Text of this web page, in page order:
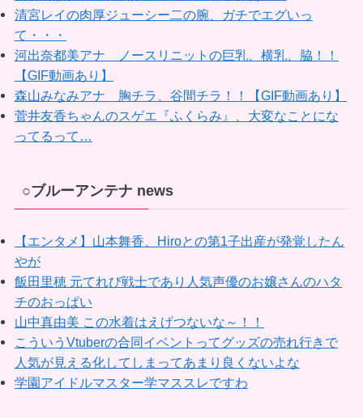
清宮レイの肉厚ジューシー二の腕、ガチでエグいっ
て・・・
河出奈都美アナ ノースリニットの巨乳、横乳、脇！！
【GIF動画あり】
森山みなみアナ 胸チラ、谷間チラ！！【GIF動画あり】
菅井友香ちゃんのスゲエ『ふくらみ』、大変なことにな
ってるって…
○ブルーアンテナ news
【エンタメ】山本舞香、Hiroとの第1子出産が発覚したん
やが
飯田里穂 元てれび戦士であり人気声優のお嬢さんのハタ
チのおっぱい
山中真由美 この水着はえげつないな～！！
こういうVtuberの合同イベントってグッズの売れ行きで
人気が見える化してしまってあまり良くないよな
学園アイドルマスター学マススレですわ